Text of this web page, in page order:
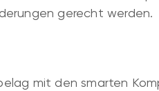
gerecht werden.
mit den smarten